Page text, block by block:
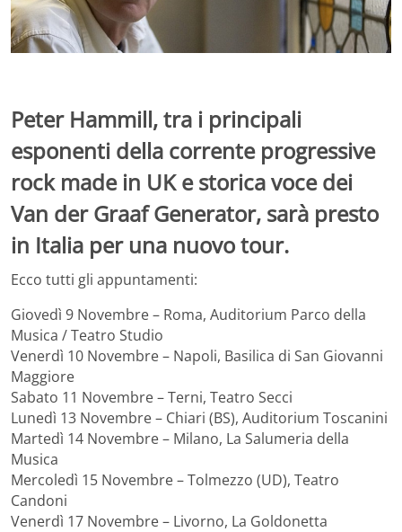
Peter Hammill, tra i principali
esponenti della corrente progressive
rock made in UK e storica voce dei
Van der Graaf Generator, sarà presto
in Italia per una nuovo tour.
Ecco tutti gli appuntamenti:
Giovedì 9 Novembre – Roma, Auditorium Parco della
Musica / Teatro Studio
Venerdì 10 Novembre – Napoli, Basilica di San Giovanni
Maggiore
Sabato 11 Novembre – Terni, Teatro Secci
Lunedì 13 Novembre – Chiari (BS), Auditorium Toscanini
Martedì 14 Novembre – Milano, La Salumeria della
Musica
Mercoledì 15 Novembre – Tolmezzo (UD), Teatro
Candoni
Venerdì 17 Novembre – Livorno, La Goldonetta